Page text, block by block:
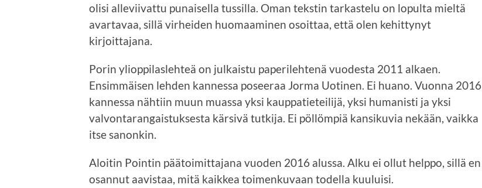
olisi alleviivattu punaisella tussilla. Oman tekstin tarkastelu on lopulta mieltä
avartavaa, sillä virheiden huomaaminen osoittaa, että olen kehittynyt
kirjoittajana.
Porin ylioppilaslehteä on julkaistu paperilehtenä vuodesta 2011 alkaen.
Ensimmäisen lehden kannessa poseeraa Jorma Uotinen. Ei huano. Vuonna 2016
kannessa nähtiin muun muassa yksi kauppatieteilijä, yksi humanisti ja yksi
valvontarangaistuksesta kärsivä tutkija. Ei pöllömpiä kansikuvia nekään, vaikka
itse sanonkin.
Aloitin Pointin päätoimittajana vuoden 2016 alussa. Alku ei ollut helppo, sillä en
osannut aavistaa, mitä kaikkea toimenkuvaan todella kuuluisi.